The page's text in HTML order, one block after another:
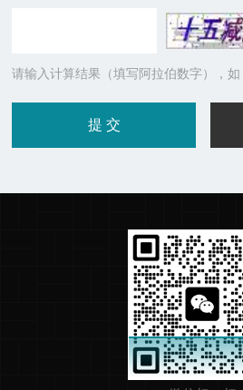
请输入计算结果（填写阿拉伯数字），